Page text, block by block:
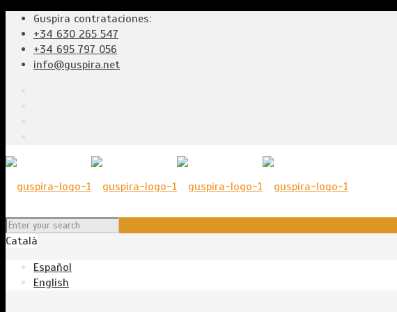
Guspira contrataciones:
+34 630 265 547
+34 695 797 056
info@guspira.net
Català
Español
English